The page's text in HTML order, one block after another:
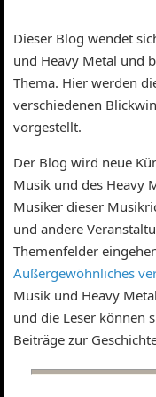
Dieser Blog wendet
und Heavy Metal und
Thema. Hier werden
verschiedenen
vorgestellt.
Der Blog wird neue
Musik und des Heavy
Musiker dieser
und andere
Themenfelder
Außergewöhnliches
Musik und Heavy
und die Leser können
Beiträge zur